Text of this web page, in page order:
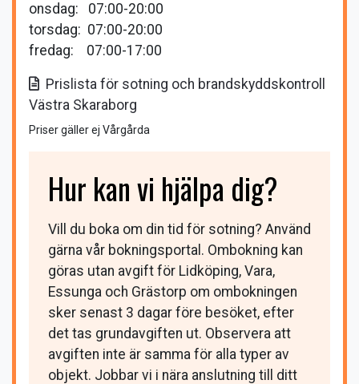
Sotargruppen Hylte
Sotargruppen Lund
Sotargruppen Laholm
Sotargruppen Vänersborg
Ventgruppen
Ändra uppgifter
onsdag: 07:00-20:00
torsdag: 07:00-20:00
fredag: 07:00-17:00
Prislista för sotning och brandskyddskontroll
Västra Skaraborg
Priser gäller ej Vårgårda
Hur kan vi hjälpa dig?
Vill du boka om din tid för sotning? Använd
gärna vår bokningsportal. Ombokning kan
göras utan avgift för Lidköping, Vara,
Essunga och Grästorp om ombokningen
sker senast 3 dagar före besöket, efter
det tas grundavgiften ut. Observera att
avgiften inte är samma för alla typer av
objekt. Jobbar vi i nära anslutning till ditt